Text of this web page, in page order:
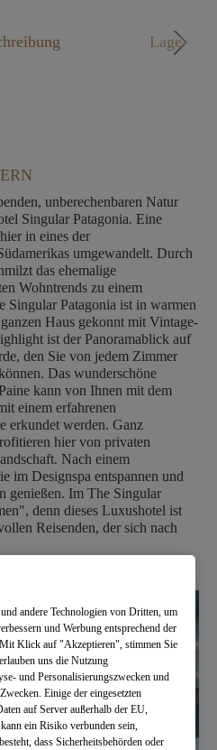
Lage
unberechenbaren Natur
Singular Patagonia. Eine
in eines der
umgewandelt. Durch
das ehemalige
Wohntrends zu einem
Singular Patagonia ist in warmen
Haus gekonnt mit Vintage-
ist der Panoramablick auf
den Sie von jedem Zimmer
Das wunderschöne
kann von Ihnen mit dem
einem erfahrenen
erkundet werden. Ganz
hier von privaten
Nach einem
im Designspa entspannen und
genießen. Im The Singular
denn dieses Luxushotel ist
Reisenden, der sich nach
andere Technologien von Dritten, um
und Werbung entsprechend der
Klick auf "Akzeptieren", stimmen Sie
uns die Nutzung
und Personalisierungszwecken und
Einige der eingesetzten
auf Server außerhalb der EU,
ein Risiko verbunden sein,
dass Sicherheitsbehörden oder